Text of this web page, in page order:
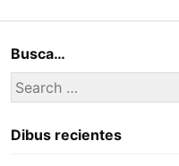
Busca…
Search
for:
Dibus recientes